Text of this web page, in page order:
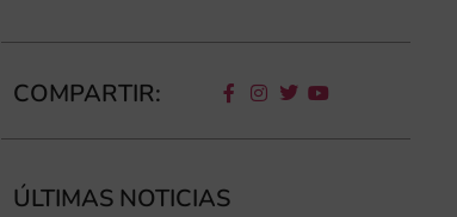
COMPARTIR:
ÚLTIMAS NOTICIAS